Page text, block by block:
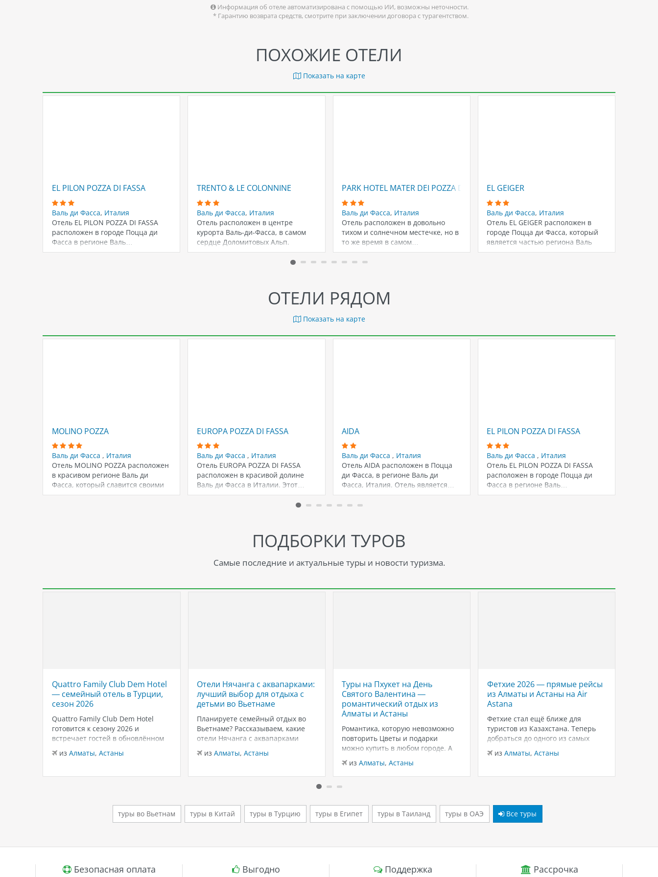
Информация об отеле автоматизирована с помощью ИИ, возможны неточности.
* Гарантию возврата средств, смотрите при заключении договора с турагентством.
ПОХОЖИЕ ОТЕЛИ
Показать на карте
EL PILON POZZA DI FASSA
Валь ди Фасса, Италия
Отель EL PILON POZZA DI FASSA
расположен в городе Поцца ди
Фасса в регионе Валь…
TRENTO & LE COLONNINE
Валь ди Фасса, Италия
Отель расположен в центре
курорта Валь-ди-Фасса, в самом
сердце Доломитовых Альп.
Славится добрыми традициями
PARK HOTEL MATER DEI POZZA DI FASSA
Валь ди Фасса, Италия
Отель расположен в довольно
тихом и солнечном местечке, но в
то же время в самом…
EL GEIGER
Валь ди Фасса, Италия
Отель EL GEIGER расположен в
городе Поцца ди Фасса, который
является частью региона Валь
ди…
ОТЕЛИ РЯДОМ
Показать на карте
MOLINO POZZA
Валь ди Фасса , Италия
Отель MOLINO POZZA расположен
в красивом регионе Валь ди
Фасса, который славится своими
горными пейзажами…
EUROPA POZZA DI FASSA
Валь ди Фасса , Италия
Отель EUROPA POZZA DI FASSA
расположен в красивой долине
Валь ди Фасса в Италии. Этот…
AIDA
Валь ди Фасса , Италия
Отель AIDA расположен в Поцца
ди Фасса, в регионе Валь ди
Фасса, Италия. Отель является…
EL PILON POZZA DI FASSA
Валь ди Фасса , Италия
Отель EL PILON POZZA DI FASSA
расположен в городе Поцца ди
Фасса в регионе Валь…
ПОДБОРКИ ТУРОВ
Самые последние и актуальные туры и новости туризма.
Quattro Family Club Dem Hotel
— семейный отель в Турции,
сезон 2026
Quattro Family Club Dem Hotel
готовится к сезону 2026 и
встречает гостей в обновлённом
формате, делая ставку на
повышенный комфорт,
спокойного семейного отдыха у
семейный отель в…
из Алматы, Астаны
Отели Нячанга с аквапарками:
лучший выбор для отдыха с
детьми во Вьетнаме
Планируете семейный отдых во
Вьетнаме? Рассказываем, какие
отели Нячанга с аквапарками
подойдут для отдыха с детьми:
бассейны, горки, пляжи и
Нячанг — один из самых
удачно сочетаются тёплый
климат,…
из Алматы, Астаны
Туры на Пхукет на День
Святого Валентина —
романтический отдых из
Алматы и Астаны
Романтика, которую невозможно
повторить Цветы и подарки
можно купить в любом городе. А
вот тёплый песок, закаты у
Андаманского моря и несколько
дней только для вас двоих — это
эмоции, которые запоминаются
из лучших…
изАлматы,Астаны
Фетхие 2026 — прямые рейсы
из Алматы и Астаны на Air
Astana
Фетхие стал ещё ближе для
туристов из Казахстана. Теперь
добраться до одного из самых
живописных курортов Турции
можно на прямых рейсах в
авиакомпанией Air Astana.
комфорта уже…
из Алматы, Астаны
туры во Вьетнам туры в Китай туры в Турцию туры в Египет туры в Таиланд туры в ОАЭ Все туры
Безопасная оплата Выгодно Поддержка Рассрочка